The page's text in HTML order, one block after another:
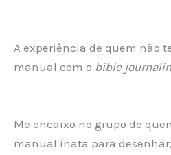
A experiência de quem não
manual com o bible
Me encaixo no grupo de
manual inata para